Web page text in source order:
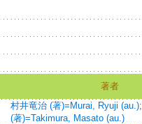
著者
村井竜治 (著)=Murai, Ryuji (au.);
(著)=Takimura, Masato (au.)